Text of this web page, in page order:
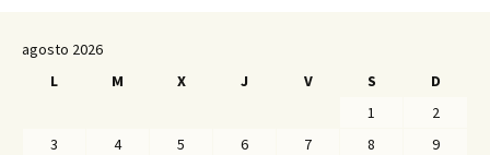
agosto 2026
L
M X J V S
D
1
2
3
4 5 6 7 8
9